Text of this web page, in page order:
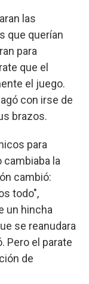
las
que querían
para
que el
el juego.
con irse de
brazos.
para
la
cambió:
todo",
un hincha
se reanudara
Pero el parate
de